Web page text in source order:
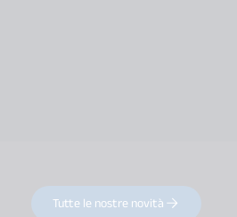
Tutte le nostre novità